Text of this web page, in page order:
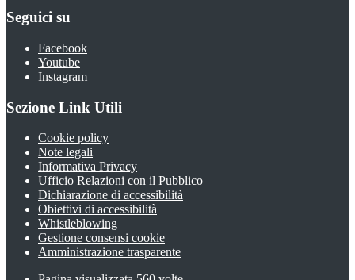
Seguici su
Facebook
Youtube
Instagram
Sezione Link Utili
Cookie policy
Note legali
Informativa Privacy
Ufficio Relazioni con il Pubblico
Dichiarazione di accessibilità
Obiettivi di accessibilità
Whistleblowing
Gestione consensi cookie
Amministrazione trasparente